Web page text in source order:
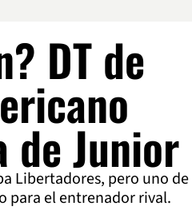
DT de
de Junior
Libertadores, pero uno de
para el entrenador rival.